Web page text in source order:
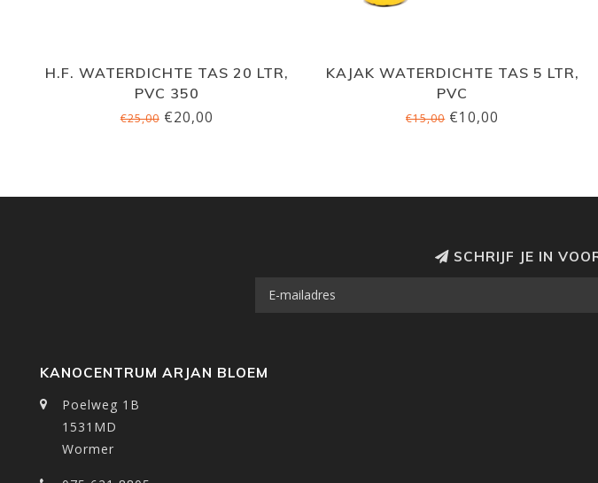
H.F. WATERDICHTE TAS 20 LTR,
PVC 350
€25,00€20,00
KAJAK WATERDICHTE TAS 5 LTR,
PVC
€15,00€10,00
SCHRIJF JE IN
KANOCENTRUM ARJAN BLOEM
Poelweg 1B
1531MD
Wormer